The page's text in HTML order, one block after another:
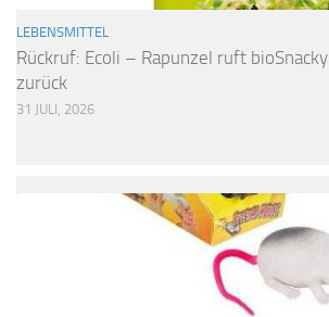
LEBENSMITTEL
Rückruf: Ecoli – Rapunzel ruft
zurück
31 JULI, 2026